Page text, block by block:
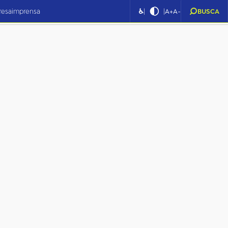
imprensa ♿| |A+A- BUSCA